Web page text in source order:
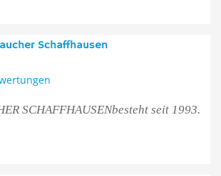
Schaffhausen
SCHAFFHAUSENbesteht seit 1993.